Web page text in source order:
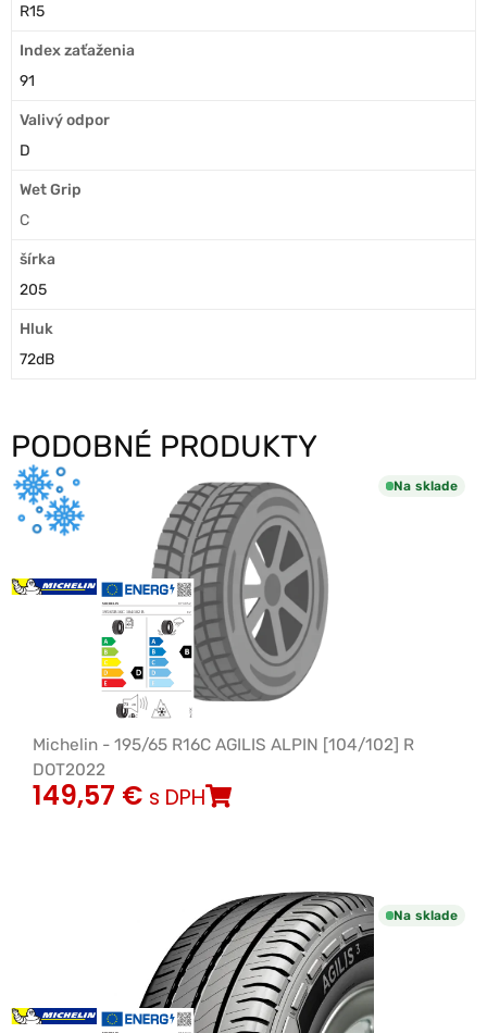
R15
Index zaťaženia
91
Valivý odpor
D
Wet Grip
C
šírka
205
Hluk
72dB
PODOBNÉ PRODUKTY
Na sklade
Michelin - 195/65 R16C AGILIS ALPIN [104/102] R
DOT2022
149,57 € s DPH
Na sklade